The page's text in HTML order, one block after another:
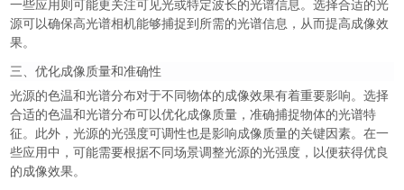
一些应用则可能更关注可见光或特定波长的光谱信息。选择合适的光
源可以确保高光谱相机能够捕捉到所需的光谱信息，从而提高成像效
果。
三、优化成像质量和准确性
光源的色温和光谱分布对于不同物体的成像效果有着重要影响。选择
合适的色温和光谱分布可以优化成像质量，准确捕捉物体的光谱特
征。此外，光源的光强度可调性也是影响成像质量的关键因素。在一
些应用中，可能需要根据不同场景调整光源的光强度，以便获得优良
的成像效果。